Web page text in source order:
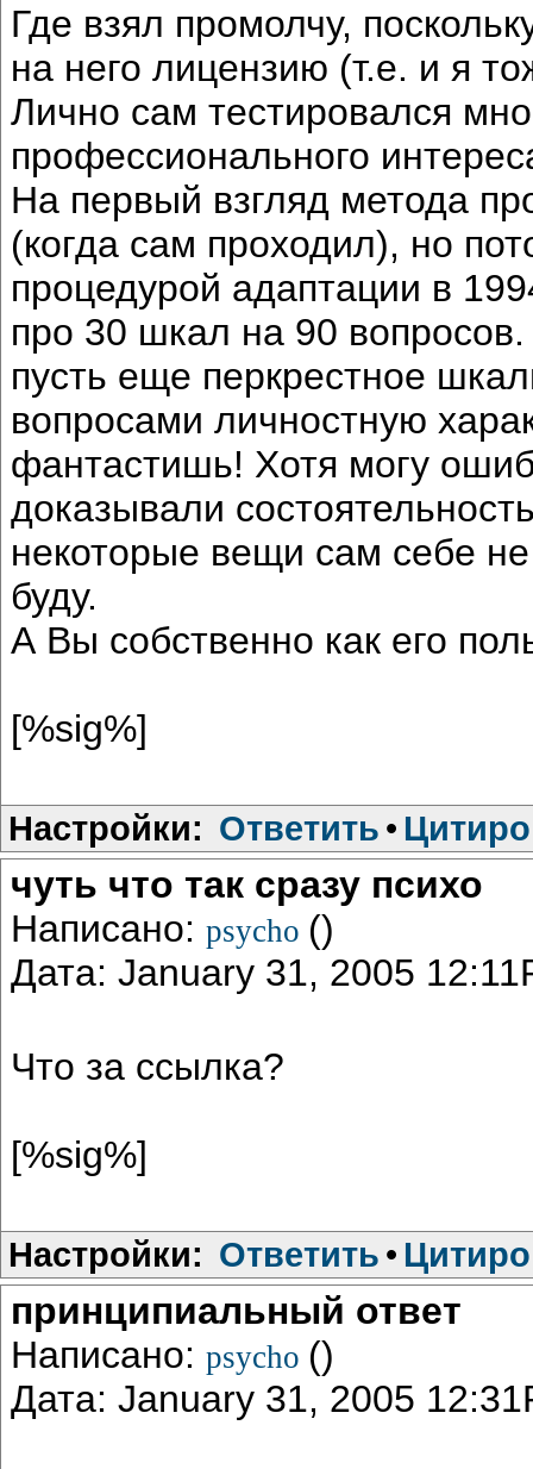
Где взял промолчу,
на него лицензию (т.е. и я
Лично сам тестировался
профессионального
На первый взгляд метода
(когда сам проходил), но
процедурой адаптации в
про 30 шкал на 90
пусть еще перкрестное
вопросами личностную
фантастишь! Хотя могу
доказывали
некоторые вещи сам себе
буду.
А Вы собственно как его
[%sig%]
Настройки: Ответить •
чуть что так сразу психо
Написано: psycho ()
Дата: January 31, 2005
Что за ссылка?
[%sig%]
Настройки: Ответить •
принципиальный ответ
Написано: psycho ()
Дата: January 31, 2005